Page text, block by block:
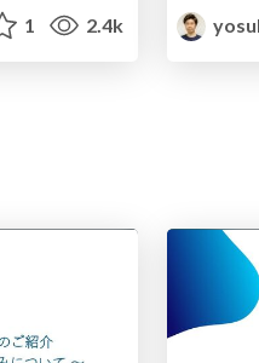
1 2.4k